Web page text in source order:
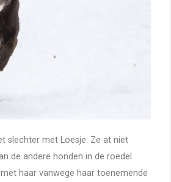
slechter met Loesje. Ze at niet
de andere honden in de roedel
haar vanwege haar toenemende